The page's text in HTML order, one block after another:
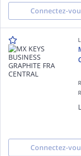
Connectez-
Connectez-